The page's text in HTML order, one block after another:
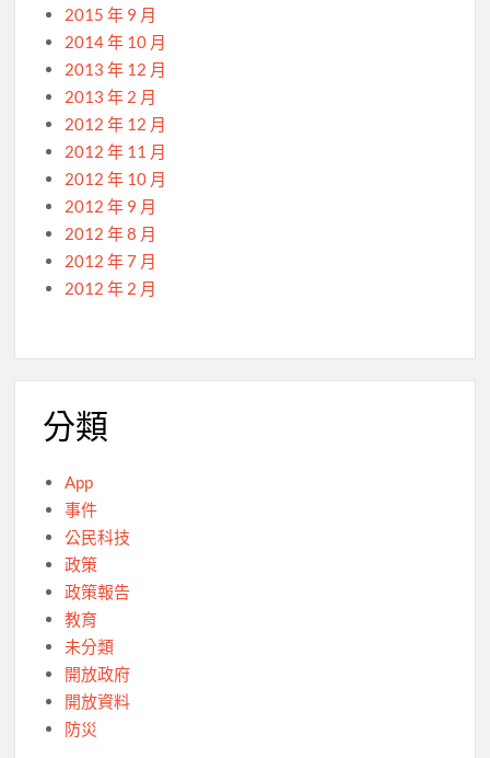
2015 年 9 月
2014 年 10 月
2013 年 12 月
2013 年 2 月
2012 年 12 月
2012 年 11 月
2012 年 10 月
2012 年 9 月
2012 年 8 月
2012 年 7 月
2012 年 2 月
分類
App
事件
公民科技
政策
政策報告
教育
未分類
開放政府
開放資料
防災